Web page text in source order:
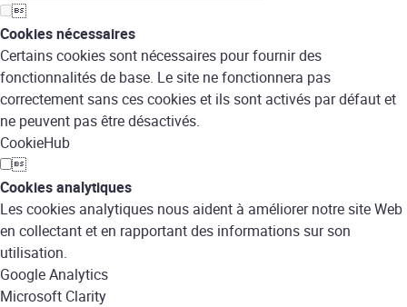

Cookies nécessaires
Certains cookies sont nécessaires pour fournir des
fonctionnalités de base. Le site ne fonctionnera pas
correctement sans ces cookies et ils sont activés par défaut et
ne peuvent pas être désactivés.
CookieHub

Cookies analytiques
Les cookies analytiques nous aident à améliorer notre site Web
en collectant et en rapportant des informations sur son
utilisation.
Google Analytics
Microsoft Clarity